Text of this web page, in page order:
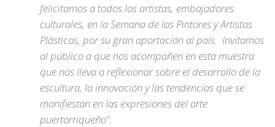
felicitamos a todos los artistas, embajadores
culturales, en la Semana de los Pintores y Artistas
Plásticos, por su gran aportación al país. Invitamos
al público a que nos acompañen en esta muestra
que nos lleva a reflexionar sobre el desarrollo de la
escultura, la innovación y las tendencias que se
manifiestan en las expresiones del arte
puertorriqueño”.